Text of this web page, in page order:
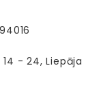
- 24, Liepāja